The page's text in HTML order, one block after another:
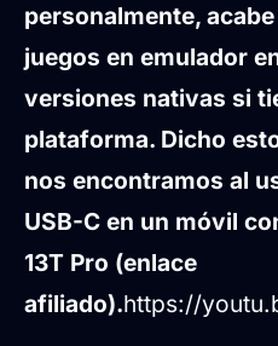
personalmente,
juegos en emulador
versiones nativas si
plataforma. Dicho
nos encontramos al
USB-C en un móvil
13T Pro (enlace
afiliado).https://